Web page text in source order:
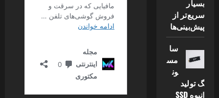
بسیار
سریع‌تر از
پیش‌بینی‌ها
سا
مس
ون
گ تولید
انبوه SSD